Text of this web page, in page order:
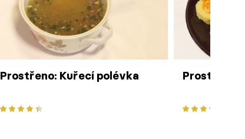
Prostřeno: Kuřecí polévka Prostřeno: